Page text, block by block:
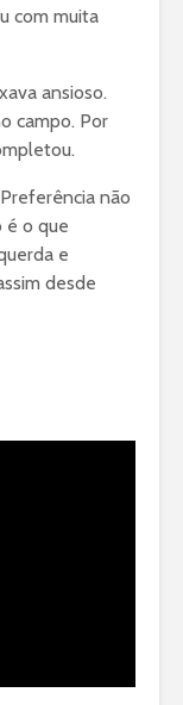
com muita
ansioso.
campo. Por
não
é o que
e
desde